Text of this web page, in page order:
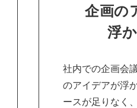
企画の
浮
社内での企画会
のアイデアが浮
ースが足りなく